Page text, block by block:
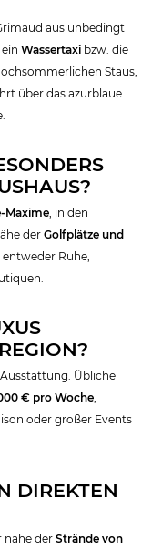
aus unbedingt
Wassertaxi bzw. die
Staus,
über das azurblaue
Maxime, in den
derGolfplätze und
entweder Ruhe,
Übliche
€ pro Woche,
oder großer Events
DIREKTEN
nahe der Strände von